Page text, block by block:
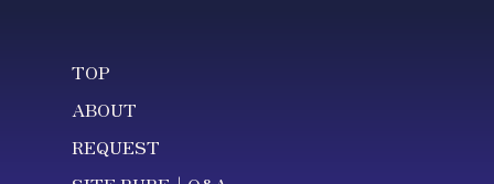
TOP
ABOUT
REQUEST